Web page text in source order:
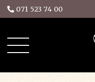
071 523 74 00